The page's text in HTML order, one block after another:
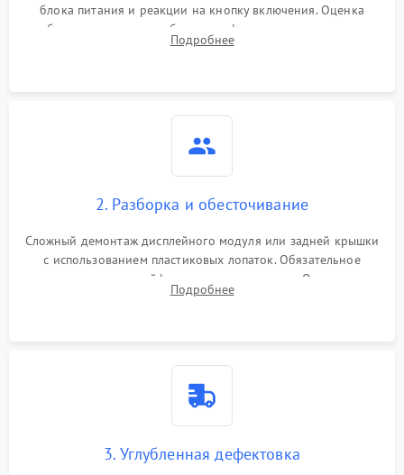
блока питания и реакции на кнопку включения. Оценка
изображения, звука и работы периферии для сужения круга
возможных неисправностей перед вскрытием.
Подробнее
2. Разборка и обесточивание
Сложный демонтаж дисплейного модуля или задней крышки
с использованием пластиковых лопаток. Обязательное
отключение шлейфов матрицы и питания. Очистка
массивной системы охлаждения от скопившейся пыли.
Подробнее
3. Углубленная дефектовка